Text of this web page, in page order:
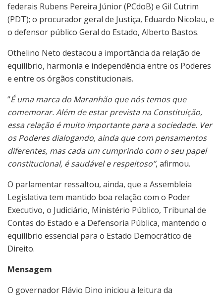
federais Rubens Pereira Júnior (PCdoB) e Gil Cutrim
(PDT); o procurador geral de Justiça, Eduardo Nicolau, e
o defensor público Geral do Estado, Alberto Bastos.
Othelino Neto destacou a importância da relação de
equilíbrio, harmonia e independência entre os Poderes
e entre os órgãos constitucionais.
“É uma marca do Maranhão que nós temos que
comemorar. Além de estar prevista na Constituição,
essa relação é muito importante para a sociedade. Ver
os Poderes dialogando, ainda que com pensamentos
diferentes, mas cada um cumprindo com o seu papel
constitucional, é saudável e respeitoso”, afirmou.
O parlamentar ressaltou, ainda, que a Assembleia
Legislativa tem mantido boa relação com o Poder
Executivo, o Judiciário, Ministério Público, Tribunal de
Contas do Estado e a Defensoria Pública, mantendo o
equilíbrio essencial para o Estado Democrático de
Direito.
Mensagem
O governador Flávio Dino iniciou a leitura da